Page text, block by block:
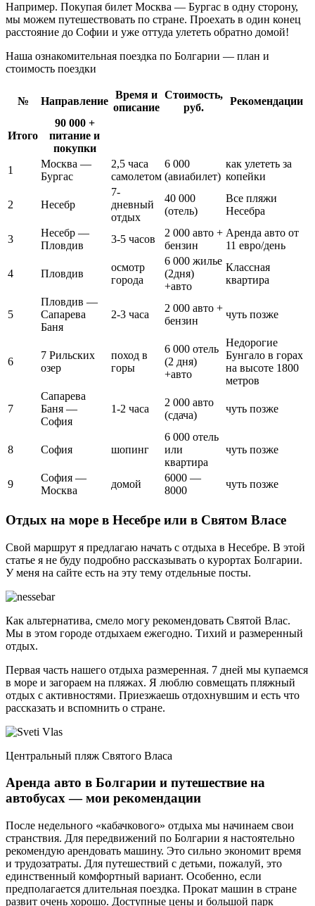
Например. Покупая билет Москва — Бургас в одну сторону,
мы можем путешествовать по стране. Проехать в один конец
расстояние до Софии и уже оттуда улететь обратно домой!
Наша ознакомительная поездка по Болгарии — план и
стоимость поездки
№ Направление
Время и
описание
Стоимость,
руб.
Рекомендации
Итого
90 000 +
питание и
покупки
1
Москва —
Бургас
2,5 часа
самолетом
6 000
(авиабилет)
как улететь за
копейки
2 Несебр
7-
дневный
отдых
40 000
(отель)
Все пляжи
Несебра
3
Несебр —
Пловдив
3-5 часов
2 000 авто +
бензин
Аренда авто от
11 евро/день
4 Пловдив
осмотр
города
6 000 жилье
(2дня)
+авто
Классная
квартира
5
Пловдив —
Сапарева
Баня
2-3 часа
2 000 авто +
бензин
чуть позже
6
7 Рильских
озер
поход в
горы
6 000 отель
(2 дня)
+авто
Недорогие
Бунгало в горах
на высоте 1800
метров
7
Сапарева
Баня —
София
1-2 часа
2 000 авто
(сдача)
чуть позже
8 София шопинг
6 000 отель
или
квартира
чуть позже
9
София —
Москва
домой
6000 —
8000
чуть позже
Отдых на море в Несебре или в Святом Власе
Свой маршрут я предлагаю начать с отдыха в Несебре. В этой
статье я не буду подробно рассказывать о курортах Болгарии.
У меня на сайте есть на эту тему отдельные посты.
Как альтернатива, смело могу рекомендовать Святой Влас.
Мы в этом городе отдыхаем ежегодно. Тихий и размеренный
отдых.
Первая часть нашего отдыха размеренная. 7 дней мы купаемся
в море и загораем на пляжах. Я люблю совмещать пляжный
отдых с активностями. Приезжаешь отдохнувшим и есть что
рассказать и вспомнить о стране.
Центральный пляж Святого Власа
Аренда авто в Болгарии и путешествие на
автобусах — мои рекомендации
После недельного «кабачкового» отдыха мы начинаем свои
странствия. Для передвижений по Болгарии я настоятельно
рекомендую арендовать машину. Это сильно экономит время
и трудозатраты. Для путешествий с детьми, пожалуй, это
единственный комфортный вариант. Особенно, если
предполагается длительная поездка. Прокат машин в стране
развит очень хорошо. Доступные цены и большой парк